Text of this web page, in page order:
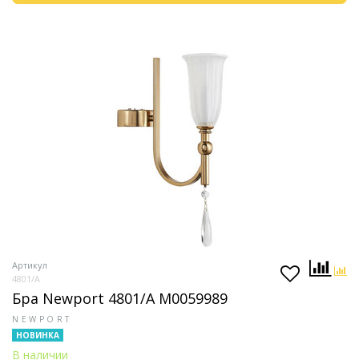
Артикул
4801/A
Бра Newport 4801/A М0059989
NEWPORT
НОВИНКА
В наличии